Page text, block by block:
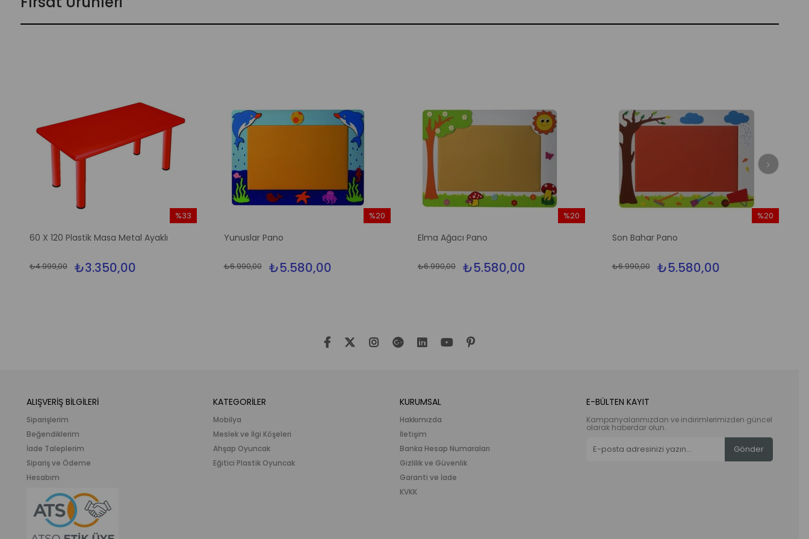
60 X 120 Plastik Masa Metal Ayaklı
₺3.350,00
₺4.999,00
%33
Yunuslar Pano
₺5.580,00
₺6.990,00
%20
Elma Ağacı Pano
₺5.580,00
₺6.990,00
%20
Son Bahar Pano
₺5.580,00
₺6.990,00
%20
ALIŞVERİŞ BİLGİLERİ
Siparişlerim
Beğendiklerim
İade Taleplerim
Sipariş ve Ödeme
Hesabım
KATEGORİLER
Mobilya
Meslek ve İlgi Köşeleri
Ahşap Oyuncak
Eğitici Plastik Oyuncak
KURUMSAL
Hakkımızda
İletişim
Banka Hesap Numaraları
Gizlilik ve Güvenlik
Garanti ve İade
KVKK
E-BÜLTEN KAYIT
Kampanyalarımızdan ve indirimlerimizden güncel
olarak haberdar olun.
Gönder